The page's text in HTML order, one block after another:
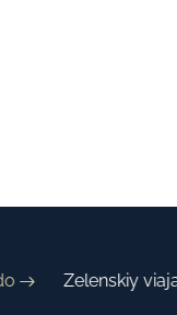
Zelenskiy viaja